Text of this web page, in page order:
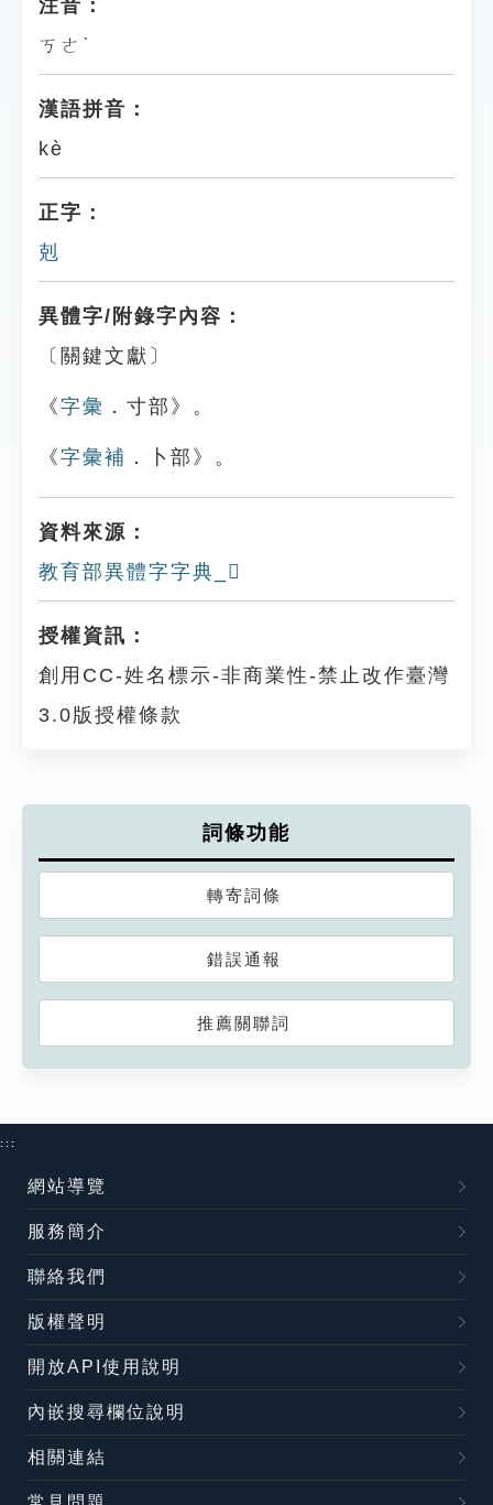
注音：
ㄎㄜˋ
漢語拼音：
kè
正字：
剋
異體字/附錄字內容：
〔關鍵文獻〕
《字彙 ．寸部》。
《字彙補 ．卜部》。
資料來源：
教育部異體字字典_𠧶
授權資訊：
創用CC-姓名標示-非商業性-禁止改作臺灣
3.0版授權條款
詞條功能
轉寄詞條
錯誤通報
推薦關聯詞
:::
網站導覽
服務簡介
聯絡我們
版權聲明
開放API使用說明
內嵌搜尋欄位說明
相關連結